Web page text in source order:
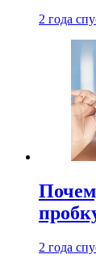
2 года
2 года